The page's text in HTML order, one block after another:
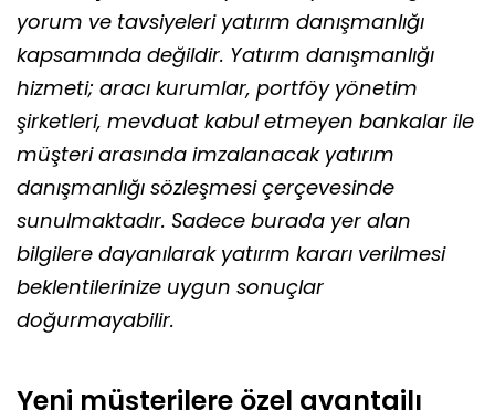
yorum ve tavsiyeleri yatırım danışmanlığı
kapsamında değildir. Yatırım danışmanlığı
hizmeti; aracı kurumlar, portföy yönetim
şirketleri, mevduat kabul etmeyen bankalar ile
müşteri arasında imzalanacak yatırım
danışmanlığı sözleşmesi çerçevesinde
sunulmaktadır. Sadece burada yer alan
bilgilere dayanılarak yatırım kararı verilmesi
beklentilerinize uygun sonuçlar
doğurmayabilir.
Yeni müşterilere özel avantajlı